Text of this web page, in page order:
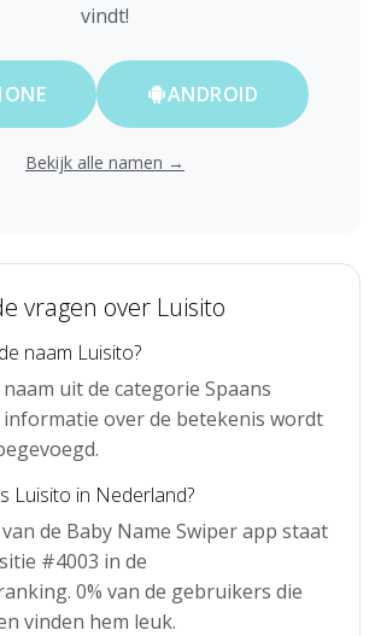
vindt!
ANDROID
Bekijk alle namen →
vragen over Luisito
naam Luisito?
uit de categorie Spaans
informatie over de betekenis wordt
Luisito in Nederland?
de Baby Name Swiper app staat
#4003 in de
0% van de gebruikers die
vinden hem leuk.